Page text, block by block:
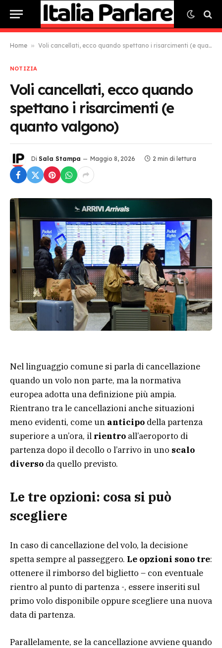
Home » Voli cancellati, ecco quando spettano i risarcimenti (e quanto valgono)
NOTIZIA
Voli cancellati, ecco quando
spettano i risarcimenti (e
quanto valgono)
Di Sala Stampa Maggio 8, 2026 2 min di lettura
Nel linguaggio comune si parla di cancellazione
quando un volo non parte, ma la normativa
europea adotta una definizione più ampia.
Rientrano tra le cancellazioni anche situazioni
meno evidenti, come un anticipo della partenza
superiore a un’ora, il rientro all’aeroporto di
partenza dopo il decollo o l’arrivo in uno scalo
diverso da quello previsto.
Le tre opzioni: cosa si può
scegliere
In caso di cancellazione del volo, la decisione
spetta sempre al passeggero. Le opzioni sono tre:
ottenere il rimborso del biglietto – con eventuale
rientro al punto di partenza -, essere inseriti sul
primo volo disponibile oppure scegliere una nuova
data di partenza.
Parallelamente, se la cancellazione avviene quando